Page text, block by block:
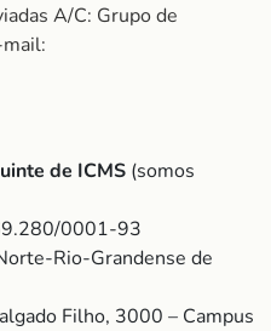
A/C: Grupo de
de ICMS (somos
0001-93
Rio-Grandense de
Filho, 3000 – Campus